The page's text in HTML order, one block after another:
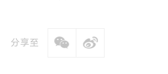
分享至